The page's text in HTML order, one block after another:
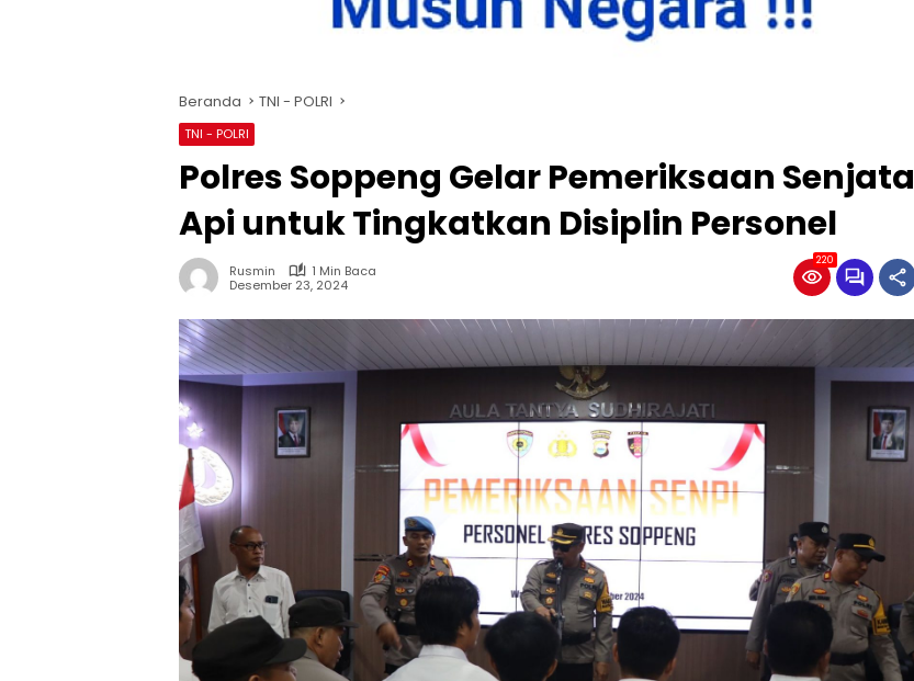
Beranda TNI - POLRI
TNI - POLRI
Polres Soppeng Gelar Pemeriksaan Senjata
Api untuk Tingkatkan Disiplin Personel
Rusmin
1 Min Baca
Desember 23, 2024
220